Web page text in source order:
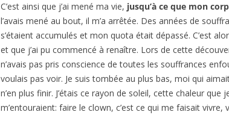
C’est ainsi que j’ai mené ma vie, jusqu’à ce que mon
l’avais mené au bout, il m’a arrêtée. Des années de
s’étaient accumulés et mon quota était dépassé. C’est
et que j’ai pu commencé à renaître. Lors de cette
n’avais pas pris conscience de toutes les souffrances
voulais pas voir. Je suis tombée au plus bas, moi qui
n’en plus finir. J’étais ce rayon de soleil, cette chaleur que
m’entouraient: faire le clown, c’est ce qui me faisait vivre,